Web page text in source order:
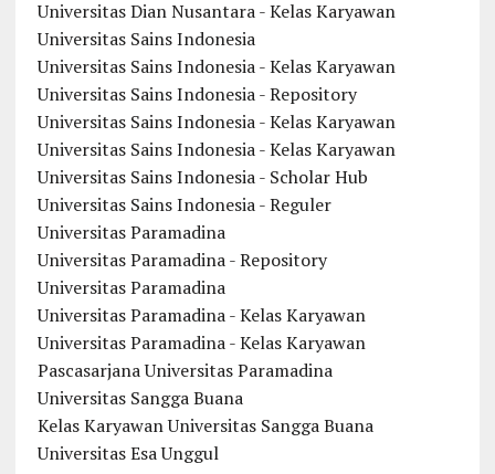
Universitas Dian Nusantara - Kelas Karyawan
Universitas Sains Indonesia
Universitas Sains Indonesia - Kelas Karyawan
Universitas Sains Indonesia - Repository
Universitas Sains Indonesia - Kelas Karyawan
Universitas Sains Indonesia - Kelas Karyawan
Universitas Sains Indonesia - Scholar Hub
Universitas Sains Indonesia - Reguler
Universitas Paramadina
Universitas Paramadina - Repository
Universitas Paramadina
Universitas Paramadina - Kelas Karyawan
Universitas Paramadina - Kelas Karyawan
Pascasarjana Universitas Paramadina
Universitas Sangga Buana
Kelas Karyawan Universitas Sangga Buana
Universitas Esa Unggul